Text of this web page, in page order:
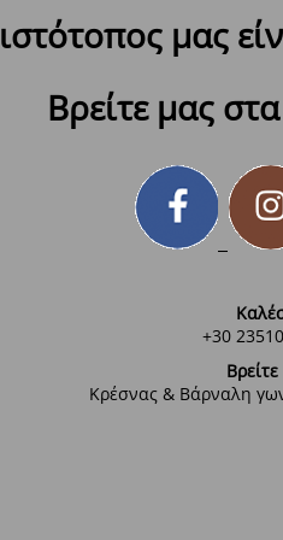
μας
Βρείτε μας
+30
Κρέσνας & Βάρναλη